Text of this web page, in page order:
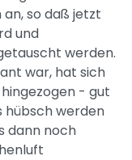
so daß jetzt
und
werden.
war, hat sich
- gut
hübsch werden
dann noch